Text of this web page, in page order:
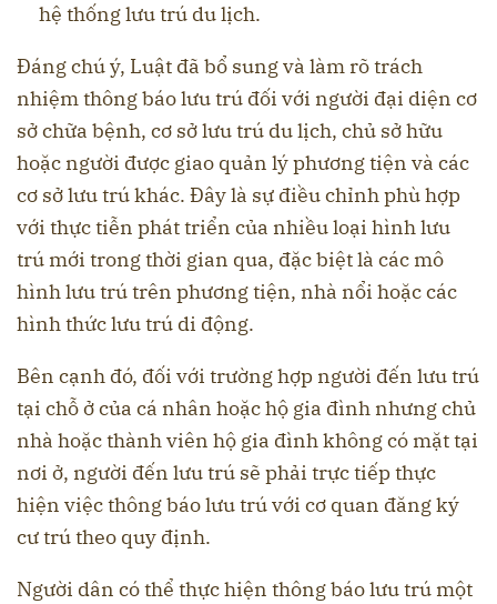
hệ thống lưu trú du lịch.
Đáng chú ý, Luật đã bổ sung và làm rõ trách
nhiệm thông báo lưu trú đối với người đại diện cơ
sở chữa bệnh, cơ sở lưu trú du lịch, chủ sở hữu
hoặc người được giao quản lý phương tiện và các
cơ sở lưu trú khác. Đây là sự điều chỉnh phù hợp
với thực tiễn phát triển của nhiều loại hình lưu
trú mới trong thời gian qua, đặc biệt là các mô
hình lưu trú trên phương tiện, nhà nổi hoặc các
hình thức lưu trú di động.
Bên cạnh đó, đối với trường hợp người đến lưu trú
tại chỗ ở của cá nhân hoặc hộ gia đình nhưng chủ
nhà hoặc thành viên hộ gia đình không có mặt tại
nơi ở, người đến lưu trú sẽ phải trực tiếp thực
hiện việc thông báo lưu trú với cơ quan đăng ký
cư trú theo quy định.
Người dân có thể thực hiện thông báo lưu trú một